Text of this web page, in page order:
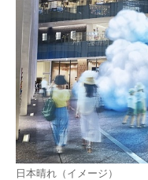
日本晴れ（イメージ）